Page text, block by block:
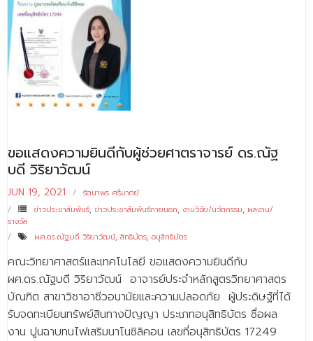
ขอแสดงความยินดีกับผู้ช่วยศาตราจารย์ ดร.ณัฐ
บดี วิริยาวัฒน์
JUN 19, 2021
รัตนาพร ศรีมาตย์
ข่าวประชาสัมพันธ์, ข่าวประชาสัมพันธ์ภายนอก, งานวิจัย/นวัตกรรม, ผลงาน/
รางวัล
ผศ.ดร.ณัฐบดี วิริยาวัฒน์, สิทธิบัตร, อนุสิทธิบัตร
คณะวิทยาศาสตร์และเทคโนโลยี ขอแสดงความยินดีกับ
ผศ.ดร.ณัฐบดี วิริยาวัฒน์ อาจารย์ประจำหลักสูตรวิทยาศาสตร
บัณฑิต สาขาวิชาอาชีวอนามัยและความปลอดภัย ผู้ประดิษฐ์ที่ได้
รับจดทะเบียนทรัพย์สินทางปัญญา ประเภทอนุสิทธิบัตร ชื่อผล
งาน ปูนฉาบทนไฟเสริมนาโนซิลิคอน เลขที่อนุสิทธิบัตร 17249